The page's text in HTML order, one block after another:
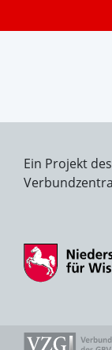
Ein Projekt